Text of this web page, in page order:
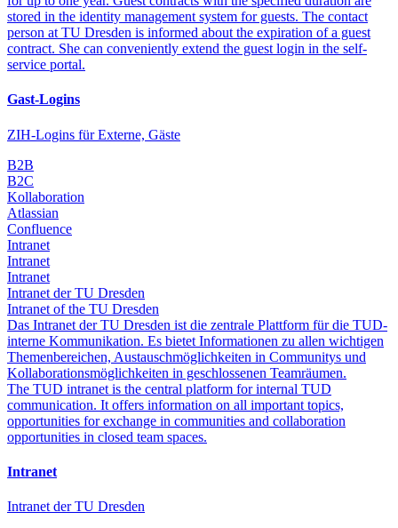
stored in the identity management system for guests. The contact
person at TU Dresden is informed about the expiration of a guest
contract. She can conveniently extend the guest login in the self-
service portal.
Gast-Logins
ZIH-Logins für Externe, Gäste
B2B
B2C
Kollaboration
Atlassian
Confluence
Intranet
Intranet
Intranet
Intranet der TU Dresden
Intranet of the TU Dresden
Das Intranet der TU Dresden ist die zentrale Plattform für die TUD-
interne Kommunikation. Es bietet Informationen zu allen wichtigen
Themenbereichen, Austauschmöglichkeiten in Communitys und
Kollaborationsmöglichkeiten in geschlossenen Teamräumen.
The TUD intranet is the central platform for internal TUD
communication. It offers information on all important topics,
opportunities for exchange in communities and collaboration
opportunities in closed team spaces.
Intranet
Intranet der TU Dresden